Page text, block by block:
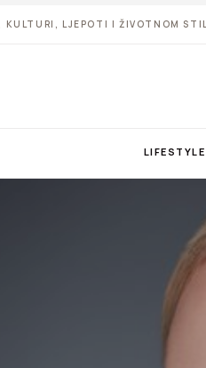
KULTURI, LJEPOTI I ŽIVOTNOM
LIFESTYLE